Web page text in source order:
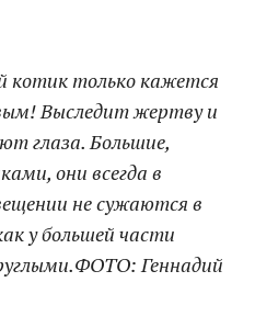
только кажется
Выследит жертву и
глаза. Большие,
они всегда в
не сужаются в
у большей части
Геннадий